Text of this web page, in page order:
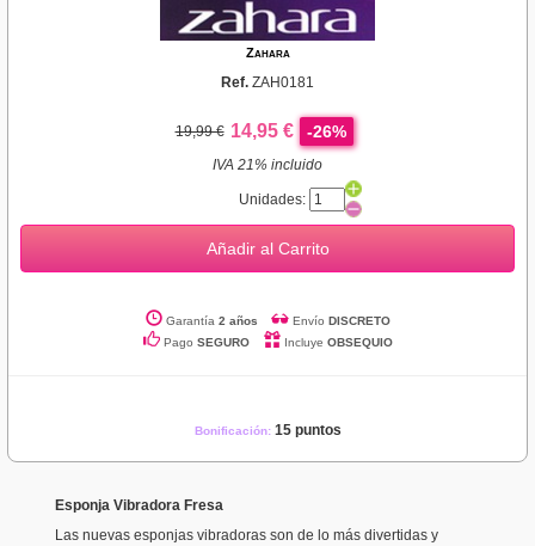
Zahara
Ref. ZAH0181
19,99 € 14,95 € -26%
IVA 21% incluido
Unidades:
Añadir al Carrito
Garantía 2 años Envío DISCRETO
Pago SEGURO Incluye OBSEQUIO
Bonificación: 15 puntos
Esponja Vibradora Fresa
Las nuevas esponjas vibradoras son de lo más divertidas y